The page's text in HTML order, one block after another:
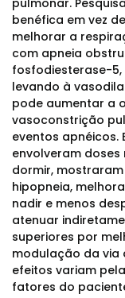
pulmonar.
benéfica em vez
melhorar a
com apneia
fosfodiesterase-5,
levando à
pode aumentar a
vasoconstrição
eventos apnéicos.
envolveram
dormir,
hipopneia,
nadir e menos
atenuar
superiores por
modulação da via
efeitos variam
fatores do